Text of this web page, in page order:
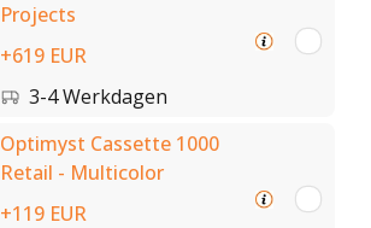
Projects
+619 EUR
3-4 Werkdagen
Optimyst Cassette 1000
Retail - Multicolor
+119 EUR